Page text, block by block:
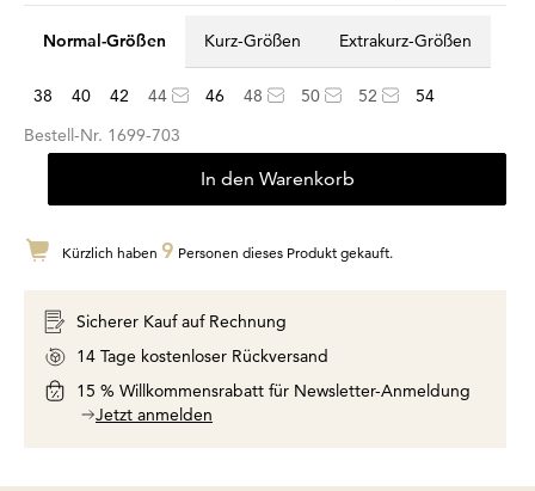
Normal-Größen Kurz-Größen Extrakurz-Größen
38 40 42 44 46 48 50 52
54
Bestell-Nr. 1699-703
In den Warenkorb
Kürzlich haben 9 Personen dieses Produkt gekauft.
Sicherer Kauf auf Rechnung
14 Tage kostenloser Rückversand
15 % Willkommensrabatt für Newsletter-Anmeldung
Jetzt anmelden